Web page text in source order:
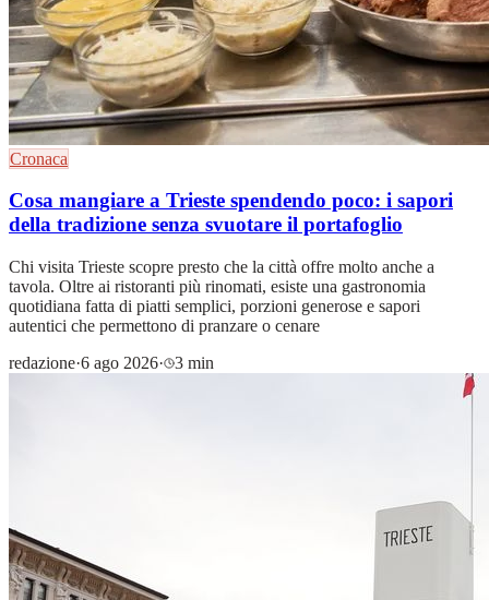
Cronaca
Cosa mangiare a Trieste spendendo poco: i sapori
della tradizione senza svuotare il portafoglio
Chi visita Trieste scopre presto che la città offre molto anche a
tavola. Oltre ai ristoranti più rinomati, esiste una gastronomia
quotidiana fatta di piatti semplici, porzioni generose e sapori
autentici che permettono di pranzare o cenare
redazione·6 ago 2026· 3 min